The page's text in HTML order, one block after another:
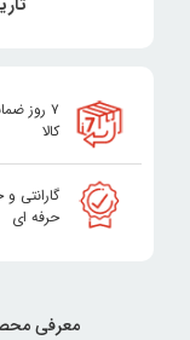
۷ روز
کالا
گارانتی
حرفه ای
معرفی